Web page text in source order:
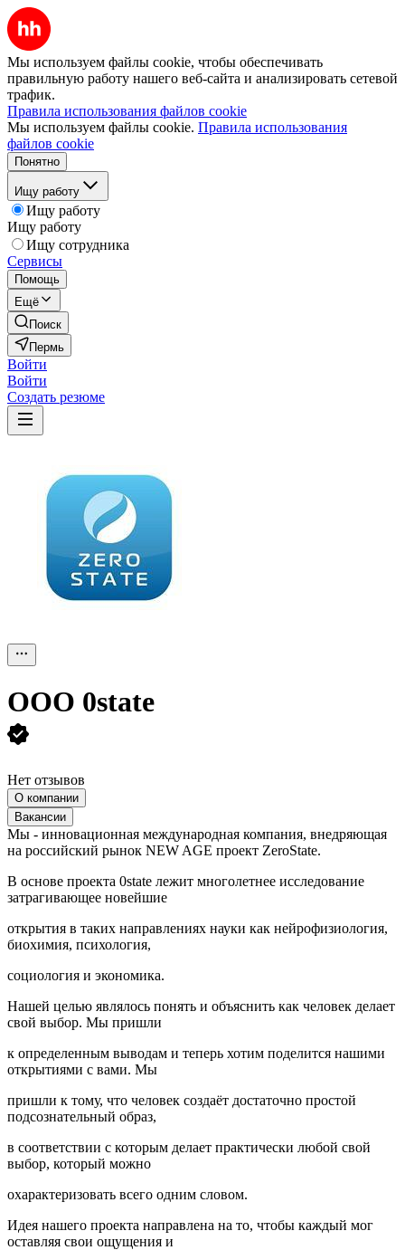
Мы используем файлы cookie, чтобы обеспечивать
правильную работу нашего веб-сайта и анализировать сетевой
трафик.
Правила использования файлов cookie
Мы используем файлы cookie. Правила использования
файлов cookie
Понятно
Ищу работу
Ищу работу
Ищу работу
Ищу сотрудника
Сервисы
Помощь
Ещё
Поиск
Пермь
Войти
Войти
Создать резюме
ООО 0state
Нет отзывов
О компании
Вакансии
Мы - инновационная международная компания, внедряющая
на российский рынок NEW AGE проект ZeroState.
В основе проекта 0state лежит многолетнее исследование
затрагивающее новейшие
открытия в таких направлениях науки как нейрофизиология,
биохимия, психология,
социология и экономика.
Нашей целью являлось понять и объяснить как человек делает
свой выбор. Мы пришли
к определенным выводам и теперь хотим поделится нашими
открытиями с вами. Мы
пришли к тому, что человек создаёт достаточно простой
подсознательный образ,
в соответствии с которым делает практически любой свой
выбор, который можно
охарактеризовать всего одним словом.
Идея нашего проекта направлена на то, чтобы каждый мог
оставляя свои ощущения и